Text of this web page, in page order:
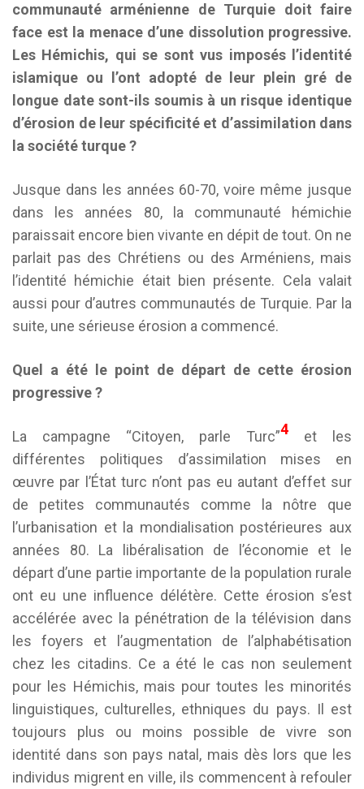
communauté arménienne de Turquie doit faire
face est la menace d’une dissolution progressive.
Les Hémichis, qui se sont vus imposés l’identité
islamique ou l’ont adopté de leur plein gré de
longue date sont-ils soumis à un risque identique
d’érosion de leur spécificité et d’assimilation dans
la société turque ?
Jusque dans les années 60-70, voire même jusque
dans les années 80, la communauté hémichie
paraissait encore bien vivante en dépit de tout. On ne
parlait pas des Chrétiens ou des Arméniens, mais
l’identité hémichie était bien présente. Cela valait
aussi pour d’autres communautés de Turquie. Par la
suite, une sérieuse érosion a commencé.
Quel a été le point de départ de cette érosion
progressive ?
La campagne “Citoyen, parle Turc”4 et les
différentes politiques d’assimilation mises en
œuvre par l’État turc n’ont pas eu autant d’effet sur
de petites communautés comme la nôtre que
l’urbanisation et la mondialisation postérieures aux
années 80. La libéralisation de l’économie et le
départ d’une partie importante de la population rurale
ont eu une influence délétère. Cette érosion s’est
accélérée avec la pénétration de la télévision dans
les foyers et l’augmentation de l’alphabétisation
chez les citadins. Ce a été le cas non seulement
pour les Hémichis, mais pour toutes les minorités
linguistiques, culturelles, ethniques du pays. Il est
toujours plus ou moins possible de vivre son
identité dans son pays natal, mais dès lors que les
individus migrent en ville, ils commencent à refouler